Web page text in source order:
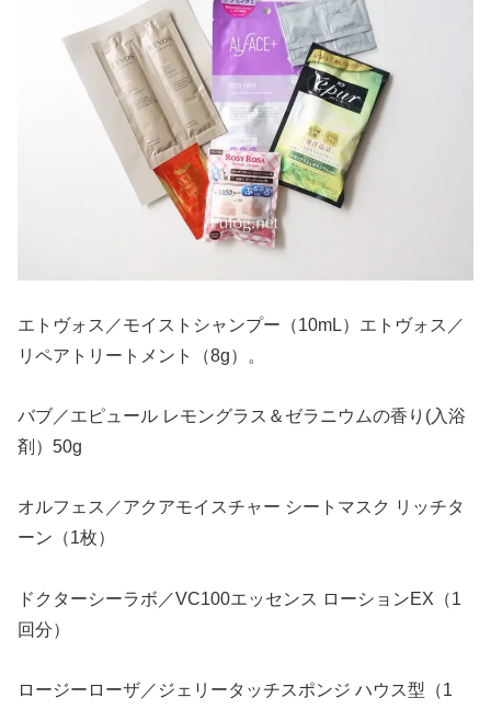
エトヴォス／モイストシャンプー（10mL）エトヴォス／
リペアトリートメント（8g）。
バブ／エピュール レモングラス＆ゼラニウムの香り(入浴
剤）50g
オルフェス／アクアモイスチャー シートマスク リッチタ
ーン（1枚）
ドクターシーラボ／VC100エッセンス ローションEX（1
回分）
ロージーローザ／ジェリータッチスポンジ ハウス型（1